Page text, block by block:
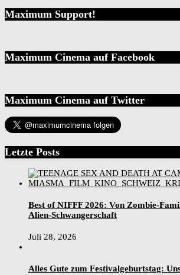
Maximum Support!
Maximum Cinema auf Facebook
Maximum Cinema auf Twitter
Letzte Posts
Best of NIFFF 2026: Von Zombie-
Alien-Schwangerschaft
Juli 28, 2026
Alles Gute zum Festivalgeburtstag: